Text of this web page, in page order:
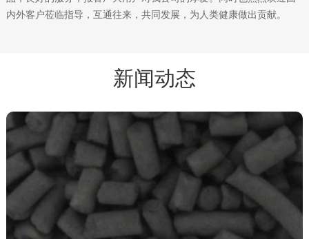
内外客户莅临指导，互通往来，共同发展，为人类健康做出贡献。
新闻动态